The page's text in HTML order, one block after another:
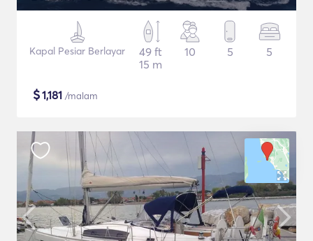
Kapal Pesiar Berlayar
49 ft
15 m
10 5 5
$1,181 /malam